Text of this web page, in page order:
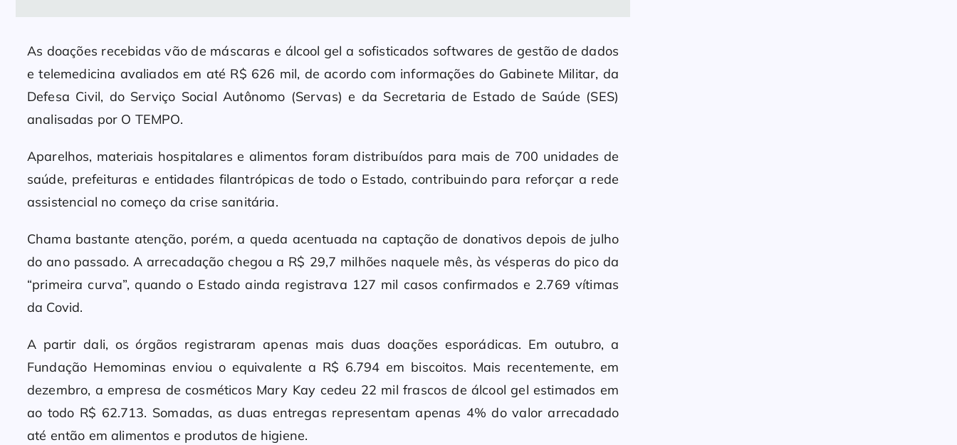
As doações recebidas vão de máscaras e álcool gel a sofisticados softwares de gestão de dados
e telemedicina avaliados em até R$ 626 mil, de acordo com informações do Gabinete Militar, da
Defesa Civil, do Serviço Social Autônomo (Servas) e da Secretaria de Estado de Saúde (SES)
analisadas por O TEMPO.
Aparelhos, materiais hospitalares e alimentos foram distribuídos para mais de 700 unidades de
saúde, prefeituras e entidades filantrópicas de todo o Estado, contribuindo para reforçar a rede
assistencial no começo da crise sanitária.
Chama bastante atenção, porém, a queda acentuada na captação de donativos depois de julho
do ano passado. A arrecadação chegou a R$ 29,7 milhões naquele mês, às vésperas do pico da
“primeira curva”, quando o Estado ainda registrava 127 mil casos confirmados e 2.769 vítimas
da Covid.
A partir dali, os órgãos registraram apenas mais duas doações esporádicas. Em outubro, a
Fundação Hemominas enviou o equivalente a R$ 6.794 em biscoitos. Mais recentemente, em
dezembro, a empresa de cosméticos Mary Kay cedeu 22 mil frascos de álcool gel estimados em
ao todo R$ 62.713. Somadas, as duas entregas representam apenas 4% do valor arrecadado
até então em alimentos e produtos de higiene.